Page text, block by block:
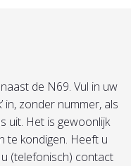
de N69. Vul in uw
in, zonder nummer, als
uit. Het is gewoonlijk
te kondigen. Heeft u
(telefonisch) contact